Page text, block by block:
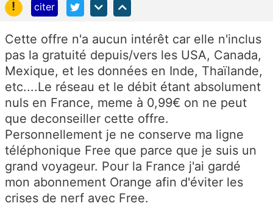
!
citer
Cette offre n'a aucun intérêt car elle n'inclus
pas la gratuité depuis/vers les USA, Canada,
Mexique, et les données en Inde, Thaïlande,
etc....Le réseau et le débit étant absolument
nuls en France, meme à 0,99€ on ne peut
que deconseiller cette offre.
Personnellement je ne conserve ma ligne
téléphonique Free que parce que je suis un
grand voyageur. Pour la France j'ai gardé
mon abonnement Orange afin d'éviter les
crises de nerf avec Free.